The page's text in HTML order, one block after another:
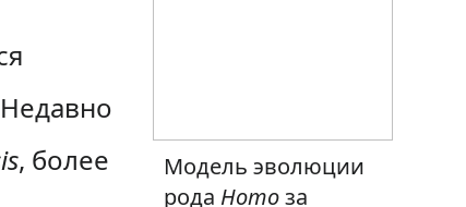
Модель эволюции
рода Homoза
, более